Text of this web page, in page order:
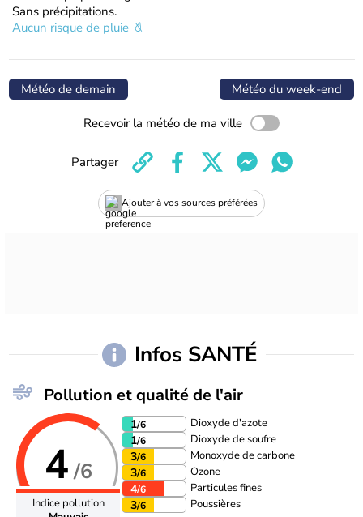
Sans précipitations.
Aucun risque de pluie
Météo de demain Météo du week-end
Recevoir la météo de ma ville
Ajouter à vos sources préférées
Partager
Infos SANTÉ
Pollution et qualité de l'air
4/6
Indice pollution
1/6 Dioxyde d'azote
1/6 Dioxyde de soufre
3/6 Monoxyde de carbone
3/6 Ozone
4/6 Particules fines
3/6 Poussières